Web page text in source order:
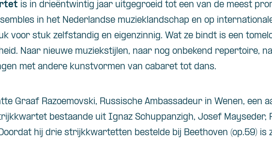
is in drieëntwintig jaar uitgegroeid tot een van de meest
in het Nederlandse muzieklandschap en op
voor stuk zelfstandig en eigenzinnig. Wat ze bindt is een
Naar nieuwe muziekstijlen, naar nog onbekend repertoire,
met andere kunstvormen van cabaret tot dans.
Graaf Razoemovski, Russische Ambassadeur in Wenen, een
bestaande uit Ignaz Schuppanzigh, Josef Mayseder,
hij drie strijkkwartetten bestelde bij Beethoven (op.59) is